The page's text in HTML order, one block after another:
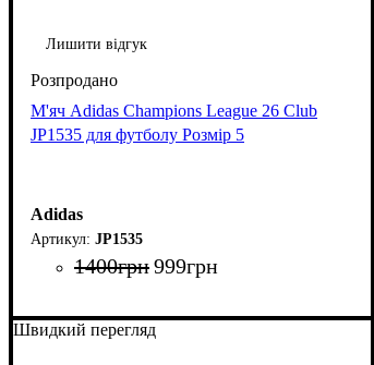
Лишити відгук
М'яч Adidas Champions League 26 Club
JP1535 для футболу Розмір 5
Adidas
JP1535
1400грн999грн
Швидкий перегляд